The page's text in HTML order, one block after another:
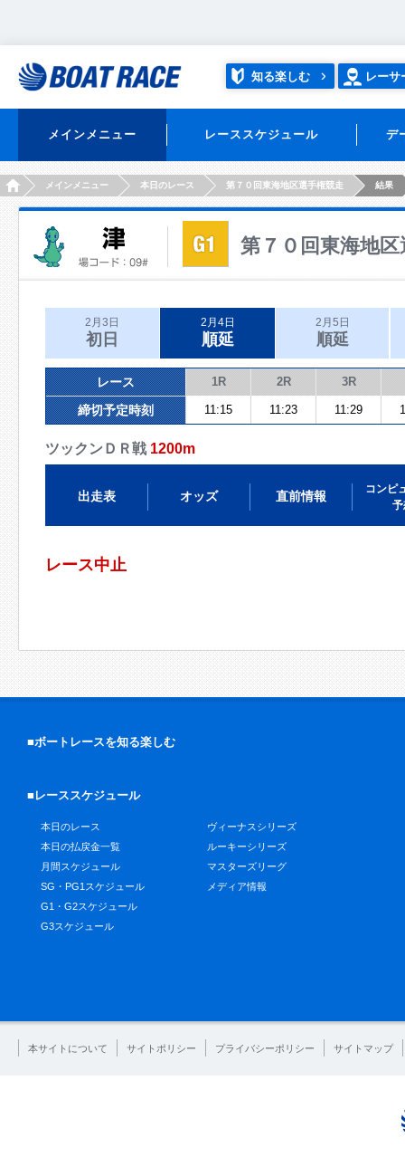
知る楽しむ レーサ
メインメニュー レーススケジュール デ
HOMEメインメニュー 本日のレース 第７０回東海地区選手権競走 結果
第７０回東海地
2月3日
初日
2月4日
順延
2月5日
順延
レース 1R 2R 3R
締切予定時刻 11:15 11:23 11:29
ツックンＤＲ戦 1200m
出走表 オッズ 直前情報
コンピ
予
レース中止
■ボートレースを知る楽しむ
■レーススケジュール
本日のレース
本日の払戻金一覧
月間スケジュール
SG・PG1スケジュール
G1・G2スケジュール
G3スケジュール
ヴィーナスシリーズ
ルーキーシリーズ
マスターズリーグ
メディア情報
本サイトについて サイトポリシー プライバシーポリシー サイトマップ